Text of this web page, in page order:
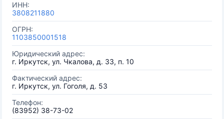
ИНН:
3808211880
ОГРН:
1103850001518
Юридический адрес:
г. Иркутск, ул. Чкалова, д. 33, п. 10
Фактический адрес:
г. Иркутск, ул. Гоголя, д. 53
Телефон:
(83952) 38-73-02